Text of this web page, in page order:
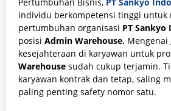
individu berkompetensi tinggi untuk
pertumbuhan organisasi PT Sankyo
posisi Admin Warehouse. Mengenai
kesejahteraan di karyawan untuk
Warehouse sudah cukup terjamin.
karyawan kontrak dan tetap, saling
paling penting safety nomor satu.